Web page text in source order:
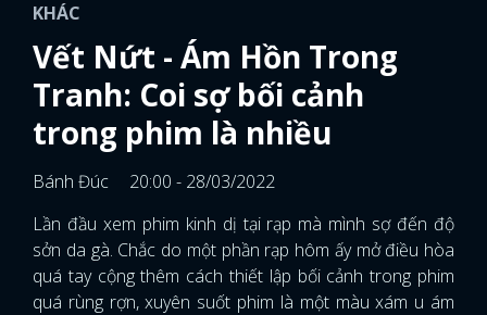
KHÁC
Vết Nứt - Ám Hồn Trong
Tranh: Coi sợ bối cảnh
trong phim là nhiều
Bánh Đúc
20:00 - 28/03/2022
Lần đầu xem phim kinh dị tại rạp mà mình sợ đến độ
sởn da gà. Chắc do một phần rạp hôm ấy mở điều hòa
quá tay cộng thêm cách thiết lập bối cảnh trong phim
quá rùng rợn, xuyên suốt phim là một màu xám u ám